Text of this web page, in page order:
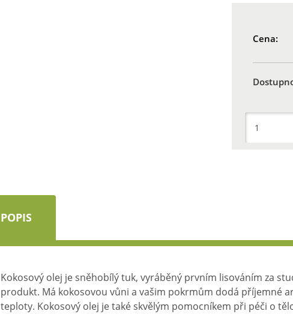
Cena:
POPIS
Kokosový olej je sněhobílý tuk, vyráběný prvním lisováním za
produkt. Má kokosovou vůni a vašim pokrmům dodá příjemné
teploty. Kokosový olej je také skvělým pomocníkem při péči o